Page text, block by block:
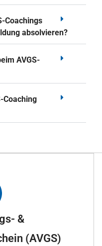
Coachings
absolvieren?
AVGS-
Coaching
&
(AVGS)